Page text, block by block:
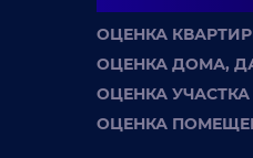
ОЦЕНКА
ОЦЕНКА ДОМА,
ОЦЕНКА УЧАСТКА
ОЦЕНКА